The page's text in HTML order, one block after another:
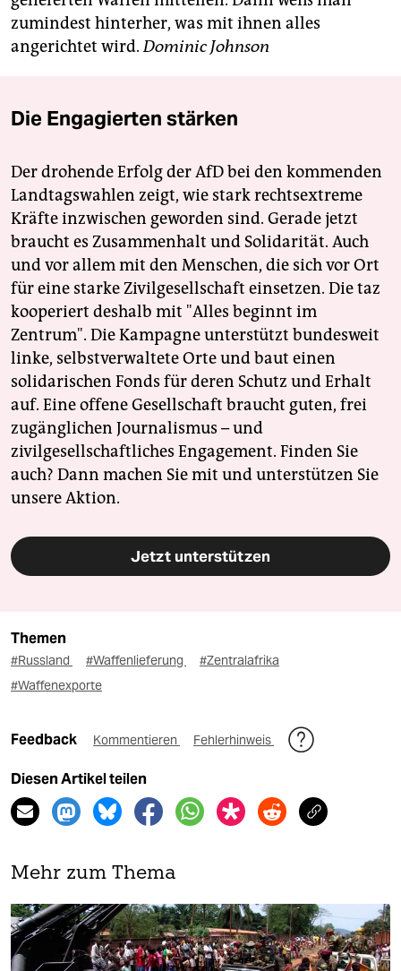
zumindest hinterher, was mit ihnen alles
angerichtet wird.Dominic Johnson
Die Engagierten stärken
Der drohende Erfolg der AfD bei den kommenden
Landtagswahlen zeigt, wie stark rechtsextreme
Kräfte inzwischen geworden sind. Gerade jetzt
braucht es Zusammenhalt und Solidarität. Auch
und vor allem mit den Menschen, die sich vor Ort
für eine starke Zivilgesellschaft einsetzen. Die taz
kooperiert deshalb mit "Alles beginnt im
Zentrum". Die Kampagne unterstützt bundesweit
linke, selbstverwaltete Orte und baut einen
solidarischen Fonds für deren Schutz und Erhalt
auf. Eine offene Gesellschaft braucht guten, frei
zugänglichen Journalismus – und
zivilgesellschaftliches Engagement. Finden Sie
auch? Dann machen Sie mit und unterstützen Sie
unsere Aktion.
Jetzt unterstützen
Themen
#Russland #Waffenlieferung
#Zentralafrika
#Waffenexporte
Feedback Kommentieren Fehlerhinweis
Diesen Artikel teilen
Mehr zum Thema